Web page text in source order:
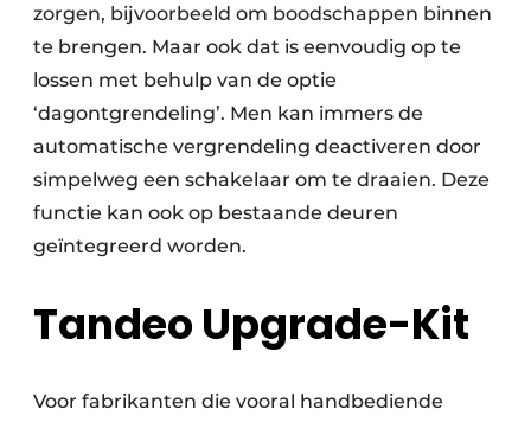
zorgen, bijvoorbeeld om boodschappen binnen
te brengen. Maar ook dat is eenvoudig op te
lossen met behulp van de optie
‘dagontgrendeling’. Men kan immers de
automatische vergrendeling deactiveren door
simpelweg een schakelaar om te draaien. Deze
functie kan ook op bestaande deuren
geïntegreerd worden.
Tandeo Upgrade-Kit
Voor fabrikanten die vooral handbediende